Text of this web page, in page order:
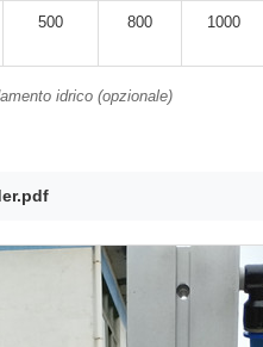
500 800 1000
idrico (opzionale)